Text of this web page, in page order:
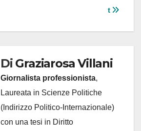
t
Di Graziarosa Villani
Giornalista professionista,
Laureata in Scienze Politiche
(Indirizzo Politico-Internazionale)
con una tesi in Diritto